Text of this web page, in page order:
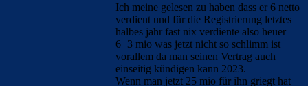
Ich meine gelesen zu haben dass er 6 netto
verdient und für die Registrierung letztes
halbes jahr fast nix verdiente also heuer
6+3 mio was jetzt nicht so schlimm ist
vorallem da man seinen Vertrag auch
einseitig kündigen kann 2023.
Wenn man jetzt 25 mio für ihn griegt hat